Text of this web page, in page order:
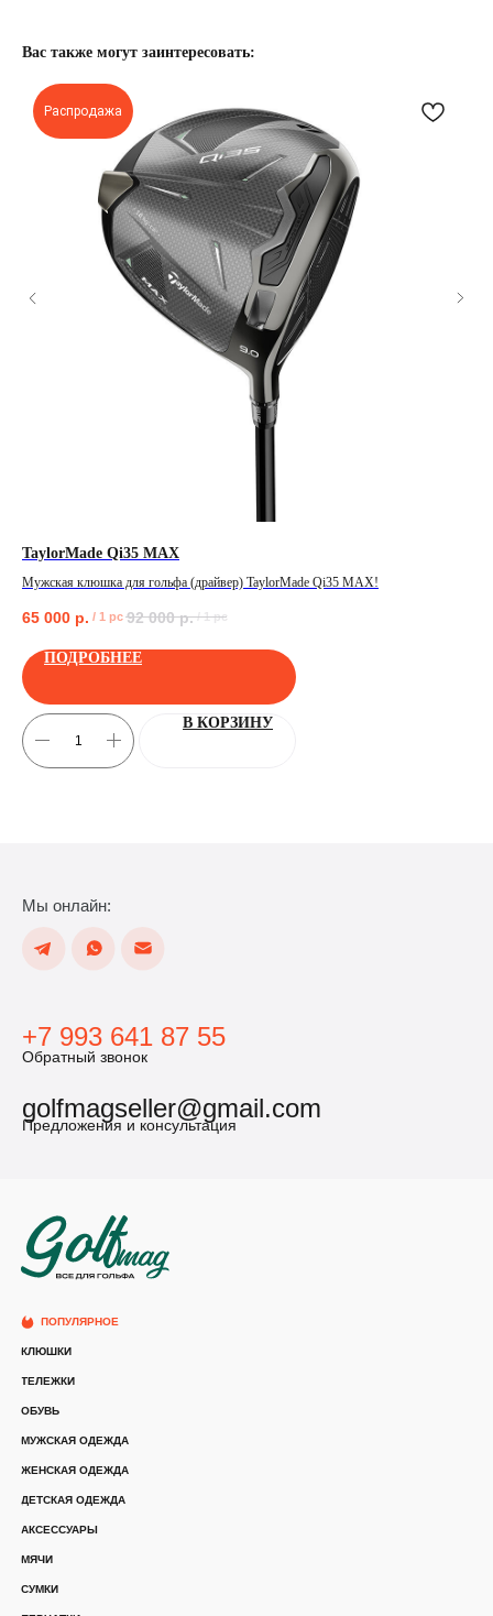
Вас также могут заинтересовать:
Распродажа
TaylorMade Qi35 MAX
Мужская клюшка для гольфа (драйвер) TaylorMade Qi35 MAX!
65 000 р. / 1 pc 92 000 р. / 1 pc
ПОДРОБНЕЕ
В КОРЗИНУ
+7 993 641 87 55
Обратный звонок
golfmagseller@gmail.com
Предложения и консультация
Мы онлайн:
КЛЮШКИ
СУМКИ
ОБУВЬ
ТЕЛЕЖКИ
МЯЧИ
МУЖСКАЯ ОДЕЖДА
ЖЕНСКАЯ ОДЕЖДА
ДЕТСКАЯ ОДЕЖДА
АКСЕССУАРЫ
ПОПУЛЯРНОЕ